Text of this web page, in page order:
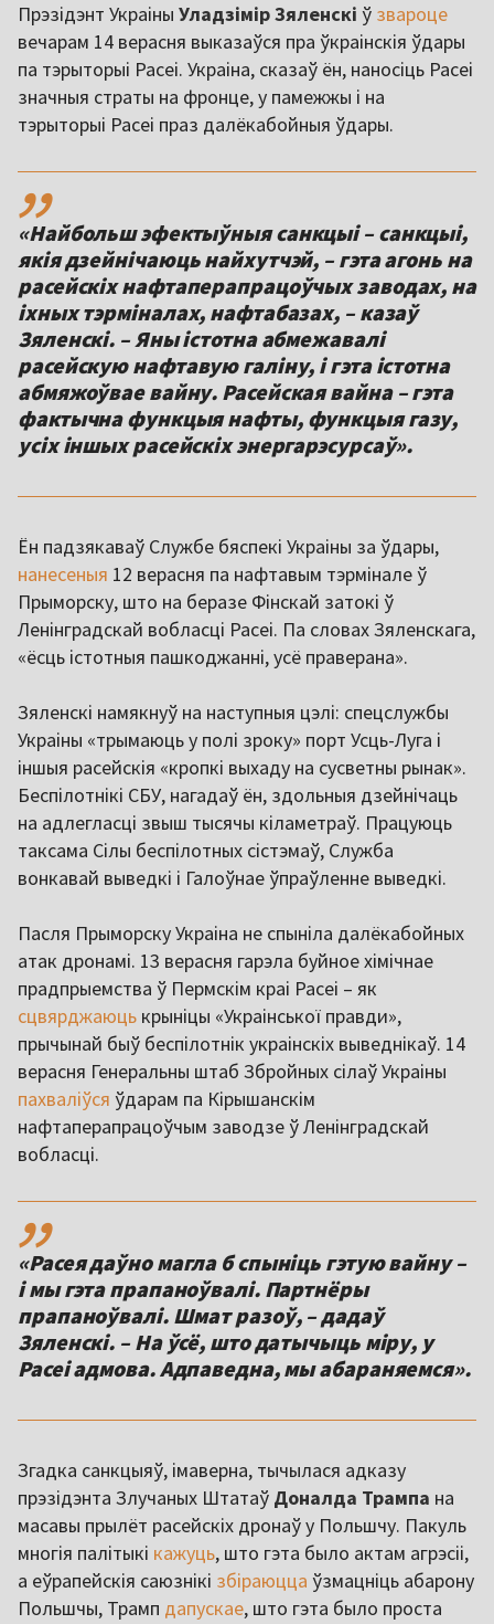
Прэзідэнт Украіны Уладзімір Зяленскі ў звароце
вечарам 14 верасня выказаўся пра ўкраінскія ўдары
па тэрыторыі Расеі. Украіна, сказаў ён, наносіць Расеі
значныя страты на фронце, у памежжы і на
тэрыторыі Расеі праз далёкабойныя ўдары.
,,
«Найбольш эфектыўныя санкцыі – санкцыі,
якія дзейнічаюць найхутчэй, – гэта агонь на
расейскіх нафтаперапрацоўчых заводах, на
іхных тэрміналах, нафтабазах, – казаў
Зяленскі. – Яны істотна абмежавалі
расейскую нафтавую галіну, і гэта істотна
абмяжоўвае вайну. Расейская вайна – гэта
фактычна функцыя нафты, функцыя газу,
усіх іншых расейскіх энергарэсурсаў».
Ён падзякаваў Службе бяспекі Украіны за ўдары,
нанесеныя 12 верасня па нафтавым тэрмінале ў
Прыморску, што на беразе Фінскай затокі ў
Ленінградскай вобласці Расеі. Па словах Зяленскага,
«ёсць істотныя пашкоджанні, усё праверана».
Зяленскі намякнуў на наступныя цэлі: спецслужбы
Украіны «трымаюць у полі зроку» порт Усць-Луга і
іншыя расейскія «кропкі выхаду на сусветны рынак».
Беспілотнікі СБУ, нагадаў ён, здольныя дзейнічаць
на адлегласці звыш тысячы кіламетраў. Працуюць
таксама Сілы беспілотных сістэмаў, Служба
вонкавай выведкі і Галоўнае ўпраўленне выведкі.
Пасля Прыморску Украіна не спыніла далёкабойных
атак дронамі. 13 верасня гарэла буйное хімічнае
прадпрыемства ў Пермскім краі Расеі – як
сцвярджаюць крыніцы «Украінської правди»,
прычынай быў беспілотнік украінскіх выведнікаў. 14
верасня Генеральны штаб Збройных сілаў Украіны
пахваліўся ўдарам па Кірышанскім
нафтаперапрацоўчым заводзе ў Ленінградскай
вобласці.
,,
«Расея даўно магла б спыніць гэтую вайну –
і мы гэта прапаноўвалі. Партнёры
прапаноўвалі. Шмат разоў, – дадаў
Зяленскі. – На ўсё, што датычыць міру, у
Расеі адмова. Адпаведна, мы абараняемся».
Згадка санкцыяў, імаверна, тычылася адказу
прэзідэнта Злучаных Штатаў Доналда Трампа на
масавы прылёт расейскіх дронаў у Польшчу. Пакуль
многія палітыкі кажуць, што гэта было актам агрэсіі,
а еўрапейскія саюзнікі збіраюцца ўзмацніць абарону
Польшчы, Трамп дапускае, што гэта было проста